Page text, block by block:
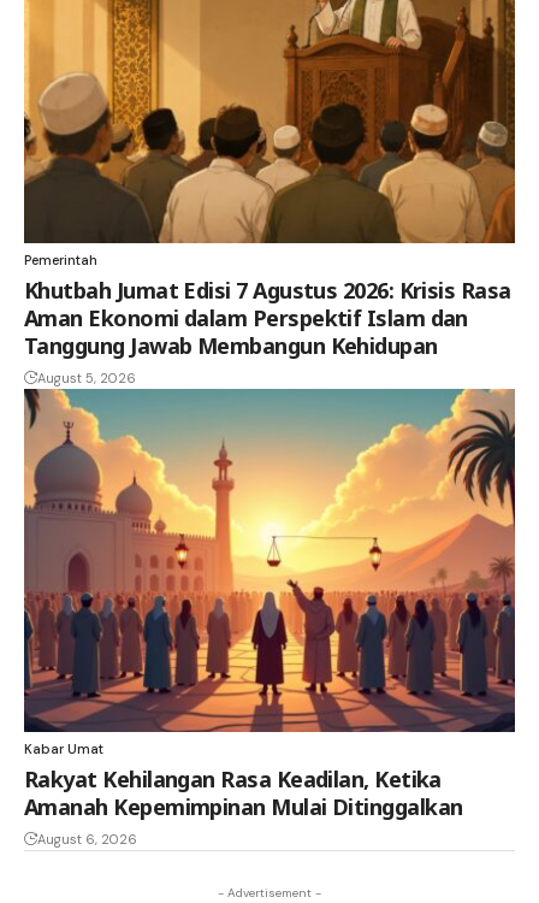
Pemerintah
Khutbah Jumat Edisi 7 Agustus 2026: Krisis Rasa
Aman Ekonomi dalam Perspektif Islam dan
Tanggung Jawab Membangun Kehidupan
August 5, 2026
Kabar Umat
Rakyat Kehilangan Rasa Keadilan, Ketika
Amanah Kepemimpinan Mulai Ditinggalkan
August 6, 2026
- Advertisement -